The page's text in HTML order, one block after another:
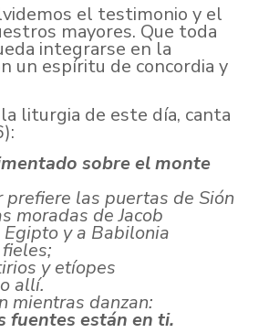
el testimonio y el
mayores. Que toda
integrarse en la
un espíritu de concordia y
liturgia de este día, canta
sobre el monte
prefiere las puertas de Sión
moradas de Jacob
Egipto y a Babilonia
y etíopes
allí.
mientras danzan:
fuentes están en ti.